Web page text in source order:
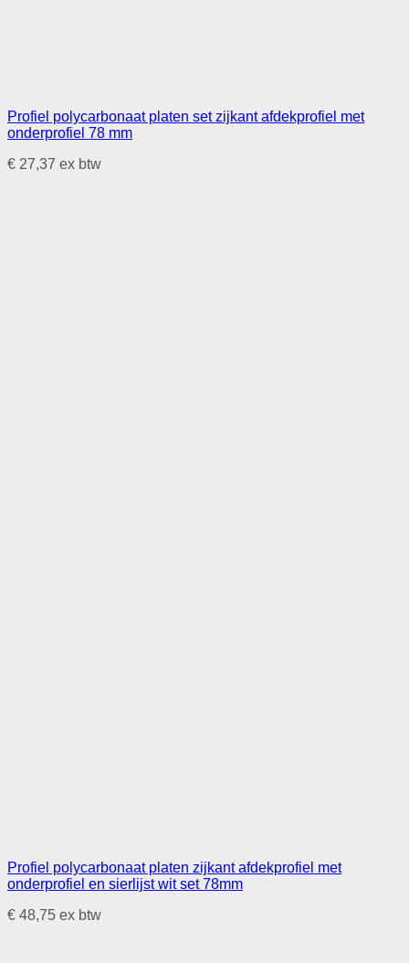
Profiel polycarbonaat platen set zijkant afdekprofiel met
onderprofiel 78 mm
€ 27,37 ex btw
Profiel polycarbonaat platen zijkant afdekprofiel met
onderprofiel en sierlijst wit set 78mm
€ 48,75 ex btw